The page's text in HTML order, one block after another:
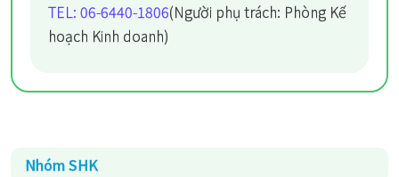
TEL: 06-6440-1806(Người phụ trách: Phòng Kế
hoạch Kinh doanh)
Nhóm SHK